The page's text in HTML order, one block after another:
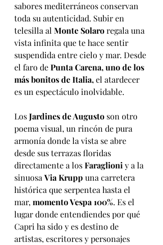
sabores mediterráneos conservan
toda su autenticidad. Subir en
telesilla al Monte Solaro regala una
vista infinita que te hace sentir
suspendida entre cielo y mar. Desde
el faro de Punta Carena, uno de los
más bonitos de Italia, el atardecer
es un espectáculo inolvidable.
Los Jardines de Augusto son otro
poema visual, un rincón de pura
armonía donde la vista se abre
desde sus terrazas floridas
directamente a los Faraglioni y a la
sinuosa Via Krupp una carretera
histórica que serpentea hasta el
mar, momento Vespa 100%. Es el
lugar donde entendiendes por qué
Capri ha sido y es destino de
artistas, escritores y personajes